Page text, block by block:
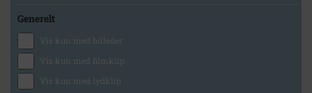
Generelt
Vis kun med billeder
Vis kun med filmklip
Vis kun med lydklip